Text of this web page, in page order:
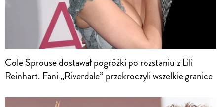
Cole Sprouse dostawał pogróżki po rozstaniu z Lili
Reinhart. Fani „Riverdale” przekroczyli wszelkie granice